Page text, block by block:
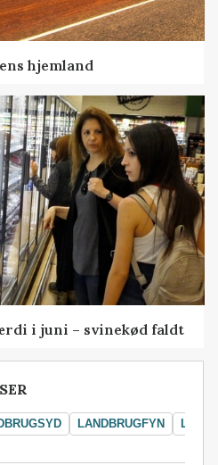
hjemland
i juni – svinekød faldt
LANDBRUGFYN